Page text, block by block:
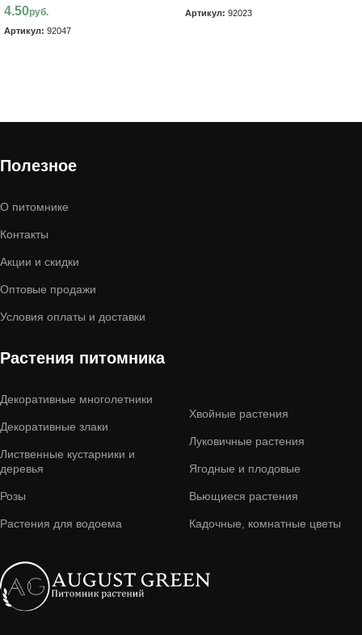
4.50руб.
Артикул: 92047
Артикул: 92023
Полезное
О питомнике
Контакты
Акции и скидки
Оптовые продажи
Условия оплаты и доставки
Растения питомника
Декоративные многолетники
Декоративные злаки
Лиственные кустарники и
деревья
Розы
Растения для водоема
Хвойные растения
Луковичные растения
Ягодные и плодовые
Вьющиеся растения
Кадочные, комнатные цветы